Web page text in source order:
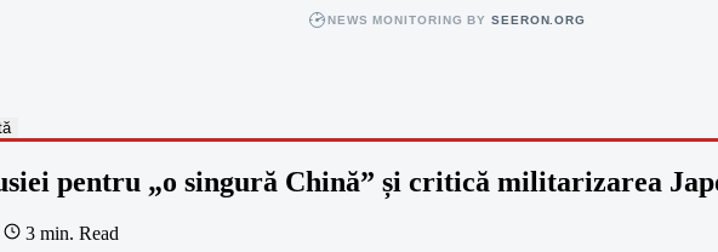
NEWS MONITORING BYSEERON.ORG
pentru „o singură Chină” și critică militarizarea
3 min. Read